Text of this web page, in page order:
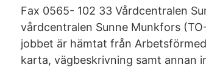
Fax 0565- 102 33 Vårdcentralen
vårdcentralen Sunne Munkfors
jobbet är hämtat från
karta, vägbeskrivning samt annan